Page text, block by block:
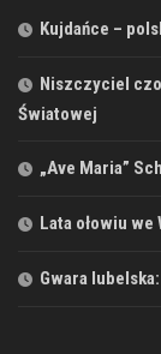
Kujdańce –
Niszczyciel
Światowej
„Ave Maria”
Lata ołowiu
Gwara